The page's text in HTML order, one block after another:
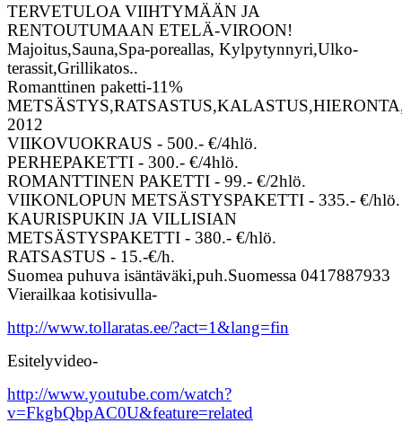
TERVETULOA VIIHTYMÄÄN JA
RENTOUTUMAAN ETELÄ-VIROON!
Majoitus,Sauna,Spa-poreallas, Kylpytynnyri,Ulko-
terassit,Grillikatos..
Romanttinen paketti-11%
2012
VIIKOVUOKRAUS - 500.- €/4hlö.
PERHEPAKETTI - 300.- €/4hlö.
ROMANTTINEN PAKETTI - 99.- €/2hlö.
VIIKONLOPUN METSÄSTYSPAKETTI - 335.- €/hlö.
KAURISPUKIN JA VILLISIAN
METSÄSTYSPAKETTI - 380.- €/hlö.
RATSASTUS - 15.-€/h.
Suomea puhuva isäntäväki,puh.Suomessa 0417887933
Vierailkaa kotisivulla-
http://www.tollaratas.ee/?act=1&lang=fin
Esitelyvideo-
http://www.youtube.com/watch?
v=FkgbQbpAC0U&feature=related